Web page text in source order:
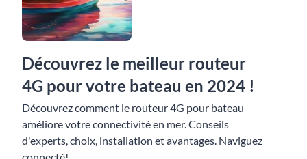
Découvrez le meilleur routeur
4G pour votre bateau en 2024 !
Découvrez comment le routeur 4G pour bateau
améliore votre connectivité en mer. Conseils
d'experts, choix, installation et avantages. Naviguez
connecté!